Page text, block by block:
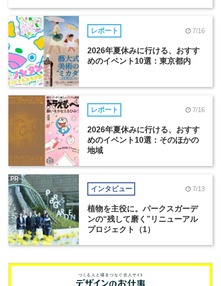
レポート 7/16
2026年夏休みに行ける、おすす
めのイベント10選：東京都内
レポート 7/16
2026年夏休みに行ける、おすす
めのイベント10選：そのほかの
地域
インタビュー 7/13
植物を主役に。パークスガーデ
ンの“残して磨く”リニューアル
プロジェクト（1）
PR